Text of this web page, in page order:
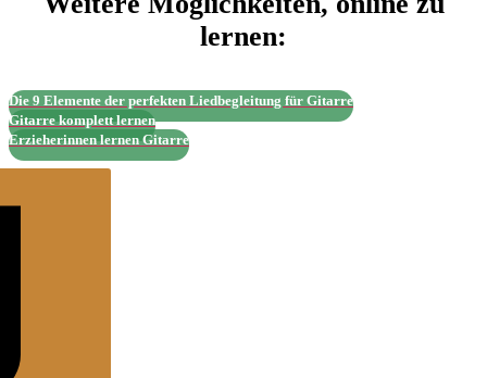
lernen:
Die 9 Elemente der perfekten Liedbegleitung für Gitarre
Gitarre komplett lernen
Erzieherinnen lernen Gitarre